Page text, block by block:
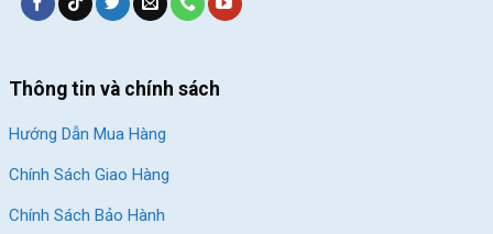
Thông tin và chính sách
Hướng Dẫn Mua Hàng
Chính Sách Giao Hàng
Chính Sách Bảo Hành